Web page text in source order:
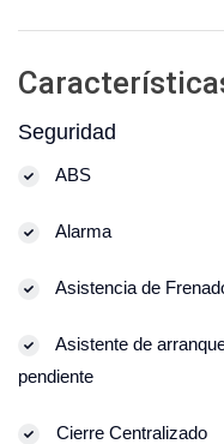
Seguridad
ABS
Alarma
Asistencia de
Asistente de
pendiente
Cierre Centralizado